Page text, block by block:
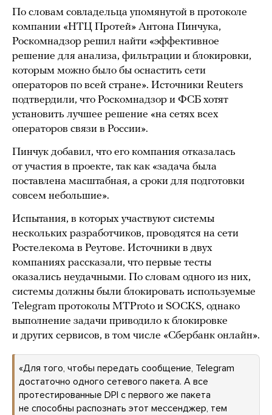
По словам совладельца упомянутой в протоколе
компании «НТЦ Протей» Антона Пинчука,
Роскомнадзор решил найти «эффективное
решение для анализа, фильтрации и блокировки,
которым можно было бы оснастить сети
операторов по всей стране». Источники Reuters
подтвердили, что Роскомнадзор и ФСБ хотят
установить лучшее решение «на сетях всех
операторов связи в России».
Пинчук добавил, что его компания отказалась
от участия в проекте, так как «задача была
поставлена масштабная, а сроки для подготовки
совсем небольшие».
Испытания, в которых участвуют системы
нескольких разработчиков, проводятся на сети
Ростелекома в Реутове. Источники в двух
компаниях рассказали, что первые тесты
оказались неудачными. По словам одного из них,
системы должны были блокировать используемые
Telegram протоколы MTProto и SOCKS, однако
выполнение задачи приводило к блокировке
и других сервисов, в том числе «Сбербанк онлайн».
«Для того, чтобы передать сообщение, Telegram
достаточно одного сетевого пакета. А все
протестированные DPI с первого же пакета
не способны распознать этот мессенджер, тем